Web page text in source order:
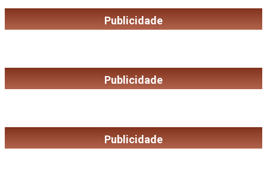
Publicidade
Publicidade
Publicidade